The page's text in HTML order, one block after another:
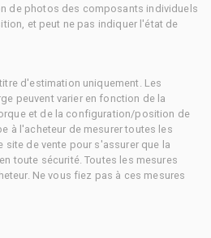
de photos des composants individuels
et peut ne pas indiquer l'état de
d'estimation uniquement. Les
peuvent varier en fonction de la
et de la configuration/position de
à l'acheteur de mesurer toutes les
site de vente pour s'assurer que la
toute sécurité. Toutes les mesures
Ne vous fiez pas à ces mesures